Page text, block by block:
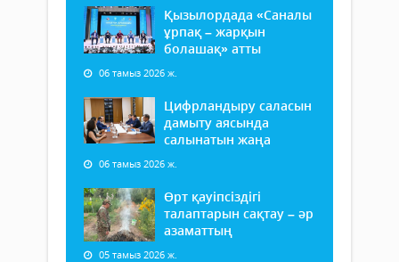
Қызылордада «Саналы
ұрпақ – жарқын
болашақ» атты
06 тамыз 2026 ж.
Цифрландыру саласын
дамыту аясында
салынатын жаңа
06 тамыз 2026 ж.
Өрт қауіпсіздігі
талаптарын сақтау – әр
азаматтың
05 тамыз 2026 ж.